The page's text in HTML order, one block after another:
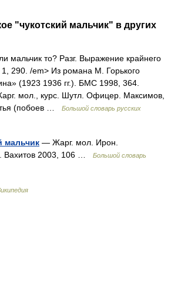
"чукотский мальчик" в других
мальчик то? Разг. Выражение крайнего
290. /em> Из романа М. Горького
(1923 1936 гг.). БМС 1998, 364.
мол., курс. Шутл. Офицер. Максимов,
(побоев …
Большой словарь русских
мальчик — Жарг. мол. Ирон.
Вахитов 2003, 106 …
Большой словарь